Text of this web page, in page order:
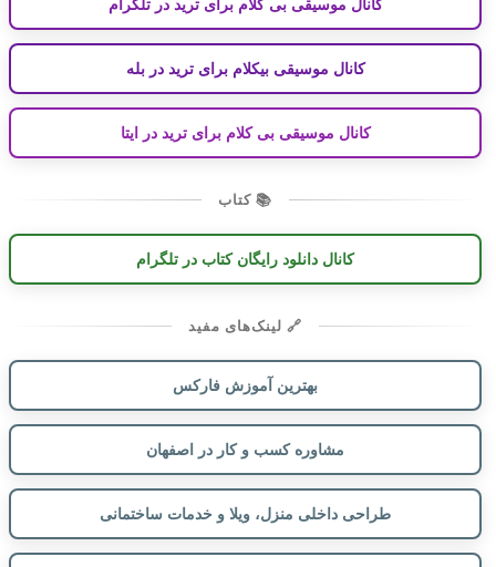
کانال موسیقی بیکلام برای ترید در بله
کانال موسیقی بی کلام برای ترید در ایتا
📚 کتاب
کانال دانلود رایگان کتاب در تلگرام
🔗 لینک‌های مفید
بهترین آموزش فارکس
مشاوره کسب و کار در اصفهان
طراحی داخلی منزل، ویلا و خدمات ساختمانی